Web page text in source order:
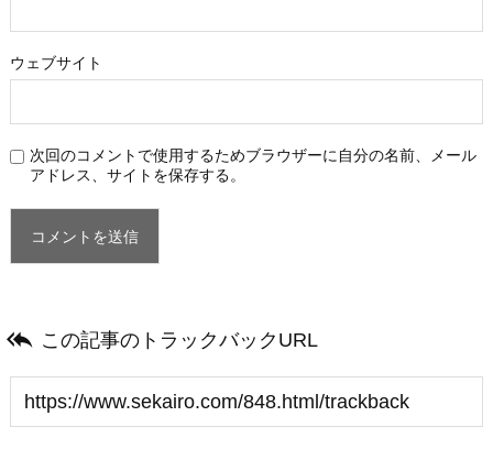
ウェブサイト
次回のコメントで使用するためブラウザーに自分の名前、メール
アドレス、サイトを保存する。
 この記事のトラックバックURL